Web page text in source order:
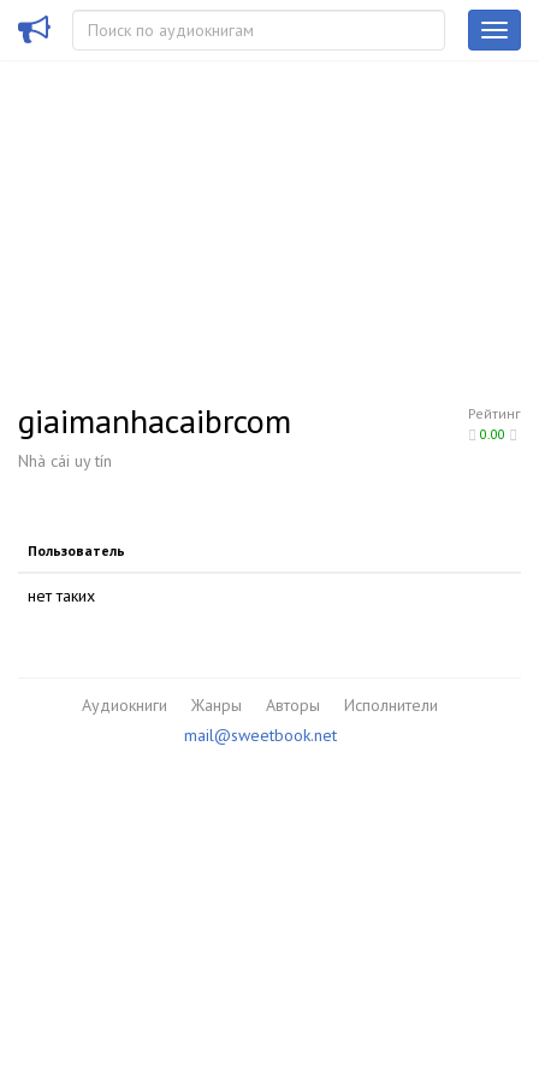
Рейтинг
0.00
giaimanhacaibrcom
Nhà cái uy tín
Пользователь
нет таких
Аудиокниги Жанры Авторы
Исполнители
mail@sweetbook.net